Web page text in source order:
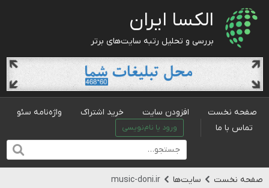
الکسا ایران
بررسی و تحلیل رتبه سایت‌های برتر
صفحه نخست افزودن سایت خرید اشتراک
واژه‌نامه سئو
تماس با ما
ورود یا نام‌نویسی
صفحه نخست سایت‌ها music-doni.ir